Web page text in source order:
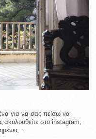
για να σας πείσω να
ακολουθείτε στο instagram,